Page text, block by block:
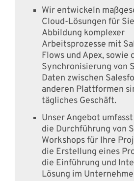
Wir entwickeln
Cloud-Lösungen für
Abbildung komplexer
Arbeitsprozesse mit
Flows und Apex, sowie
Synchronisierung von
Daten zwischen
anderen Plattformen
tägliches Geschäft.
Unser Angebot
die Durchführung von
Workshops für Ihre
die Erstellung eines
die Einführung und
Lösung im